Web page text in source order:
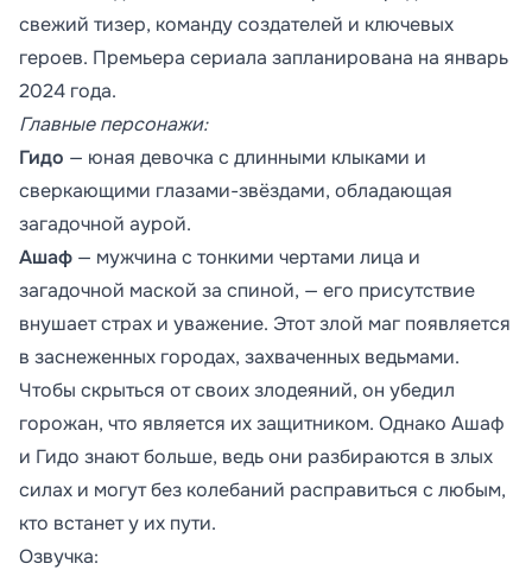
свежий тизер, команду создателей и ключевых
героев. Премьера сериала запланирована на январь
2024 года.
Главные персонажи:
Гидо — юная девочка с длинными клыками и
сверкающими глазами-звёздами, обладающая
загадочной аурой.
Ашаф — мужчина с тонкими чертами лица и
загадочной маской за спиной, — его присутствие
внушает страх и уважение. Этот злой маг появляется
в заснеженных городах, захваченных ведьмами.
Чтобы скрыться от своих злодеяний, он убедил
горожан, что является их защитником. Однако Ашаф
и Гидо знают больше, ведь они разбираются в злых
силах и могут без колебаний расправиться с любым,
кто встанет у их пути.
Озвучка: